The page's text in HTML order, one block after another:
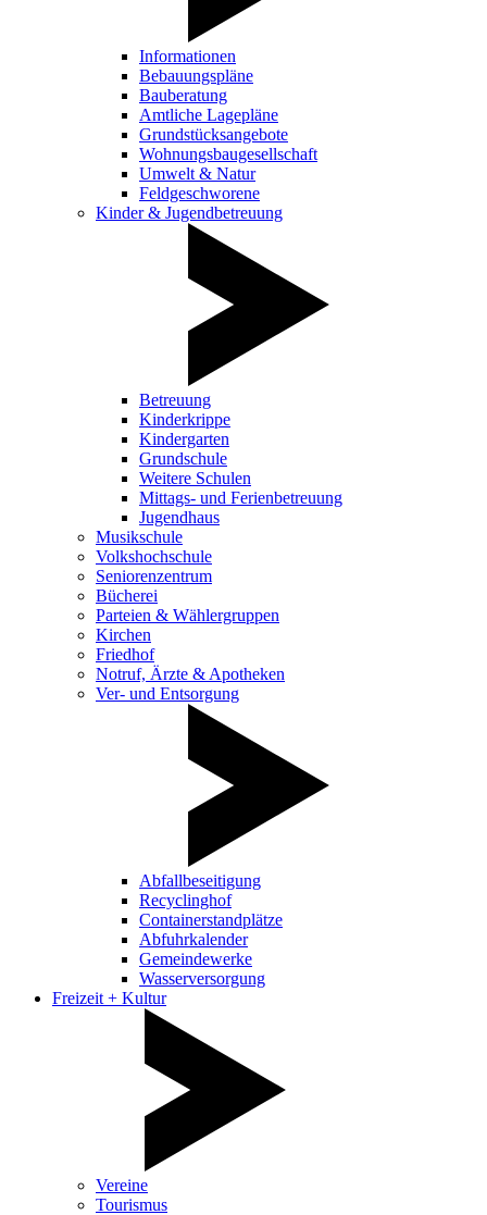
Informationen
Bebauungspläne
Bauberatung
Amtliche Lagepläne
Grundstücksangebote
Wohnungsbaugesellschaft
Umwelt & Natur
Feldgeschworene
Kinder & Jugendbetreuung
Betreuung
Kinderkrippe
Kindergarten
Grundschule
Weitere Schulen
Mittags- und Ferienbetreuung
Jugendhaus
Musikschule
Volkshochschule
Seniorenzentrum
Bücherei
Parteien & Wählergruppen
Kirchen
Friedhof
Notruf, Ärzte & Apotheken
Ver- und Entsorgung
Abfallbeseitigung
Recyclinghof
Containerstandplätze
Abfuhrkalender
Gemeindewerke
Wasserversorgung
Freizeit + Kultur
Vereine
Tourismus